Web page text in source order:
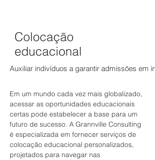
Colocação
educacional
Auxiliar indivíduos a garantir admissões em
Em um mundo cada vez mais globalizado,
acessar as oportunidades educacionais
certas pode estabelecer a base para um
futuro de sucesso. A Grannville Consulting
é especializada em fornecer serviços de
colocação educacional personalizados,
projetados para navegar nas